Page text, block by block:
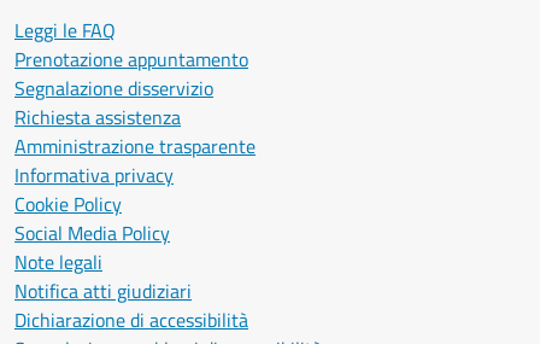
Leggi le FAQ
Prenotazione appuntamento
Segnalazione disservizio
Richiesta assistenza
Amministrazione trasparente
Informativa privacy
Cookie Policy
Social Media Policy
Note legali
Notifica atti giudiziari
Dichiarazione di accessibilità